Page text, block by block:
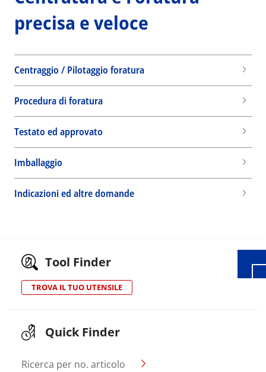
precisa e veloce
Centraggio / Pilotaggio foratura
Procedura di foratura
Testato ed approvato
Imballaggio
Indicazioni ed altre domande
Tool Finder
TROVA IL TUO UTENSILE
Quick Finder
Ricerca per no. articolo